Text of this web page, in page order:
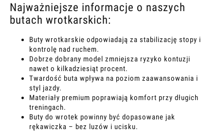
Najważniejsze informacje o naszych
butach wrotkarskich:
Buty wrotkarskie odpowiadają za stabilizację stopy i
kontrolę nad ruchem.
Dobrze dobrany model zmniejsza ryzyko kontuzji
nawet o kilkadziesiąt procent.
Twardość buta wpływa na poziom zaawansowania i
styl jazdy.
Materiały premium poprawiają komfort przy długich
treningach.
Buty do wrotek powinny być dopasowane jak
rękawiczka – bez luzów i ucisku.